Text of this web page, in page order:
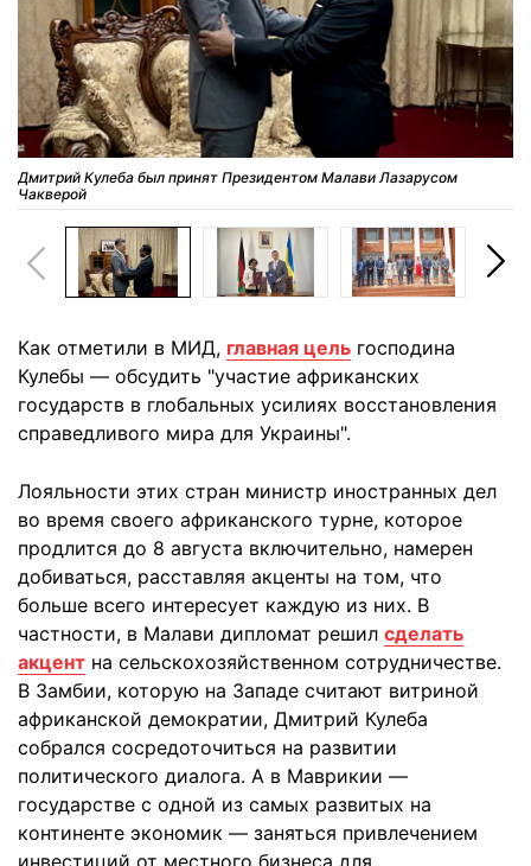
Дмитрий Кулеба был принят Президентом Малави Лазарусом
Чакверой
Как отметили в МИД, главная цель господина
Кулебы — обсудить "участие африканских
государств в глобальных усилиях восстановления
справедливого мира для Украины".
Лояльности этих стран министр иностранных дел
во время своего африканского турне, которое
продлится до 8 августа включительно, намерен
добиваться, расставляя акценты на том, что
больше всего интересует каждую из них. В
частности, в Малави дипломат решил сделать
акцент на сельскохозяйственном сотрудничестве.
В Замбии, которую на Западе считают витриной
африканской демократии, Дмитрий Кулеба
собрался сосредоточиться на развитии
политического диалога. А в Маврикии —
государстве с одной из самых развитых на
континенте экономик — заняться привлечением